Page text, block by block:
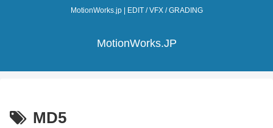
MotionWorks.jp | EDIT / VFX / GRADING
MotionWorks.JP
MD5